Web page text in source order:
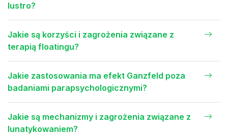
lustro?
Jakie są korzyści i zagrożenia związane z
terapią floatingu?
Jakie zastosowania ma efekt Ganzfeld poza
badaniami parapsychologicznymi?
Jakie są mechanizmy i zagrożenia związane z
lunatykowaniem?